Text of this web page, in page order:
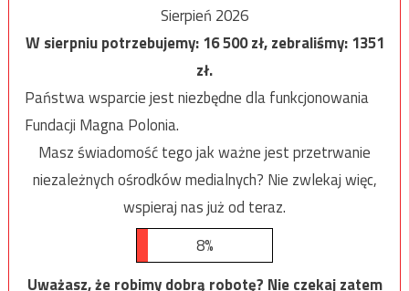
Sierpień 2026
W sierpniu potrzebujemy:16 500zł, zebraliśmy:1351
zł.
Państwa wsparcie jest niezbędne dla funkcjonowania
Fundacji Magna Polonia.
Masz świadomość tego jak ważne jest przetrwanie
niezależnych ośrodków medialnych? Nie zwlekaj więc,
wspieraj nas już od teraz.
8%
Uważasz, że robimy dobrą robotę? Nie czekaj zatem